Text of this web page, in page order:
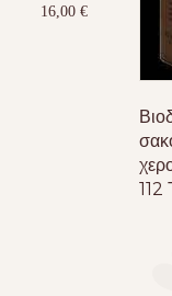
16,00€
112